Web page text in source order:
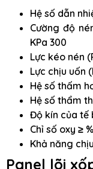
Hệ số dẫn
Cường độ
KPa 300
Lực kéo nén
Lực chịu uốn
Hệ số thấm
Hệ số thẩm
Độ kín của tế
Chỉ số oxy ≥
Khả năng
Panel lõi